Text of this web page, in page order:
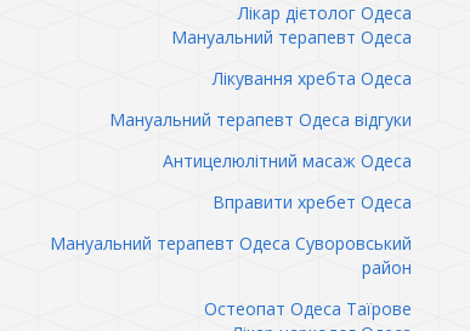
Лікар дієтолог Одеса
Мануальний терапевт Одеса
Лікування хребта Одеса
Мануальний терапевт Одеса відгуки
Антицелюлітний масаж Одеса
Вправити хребет Одеса
Мануальний терапевт Одеса Суворовський
район
Остеопат Одеса Таїрове